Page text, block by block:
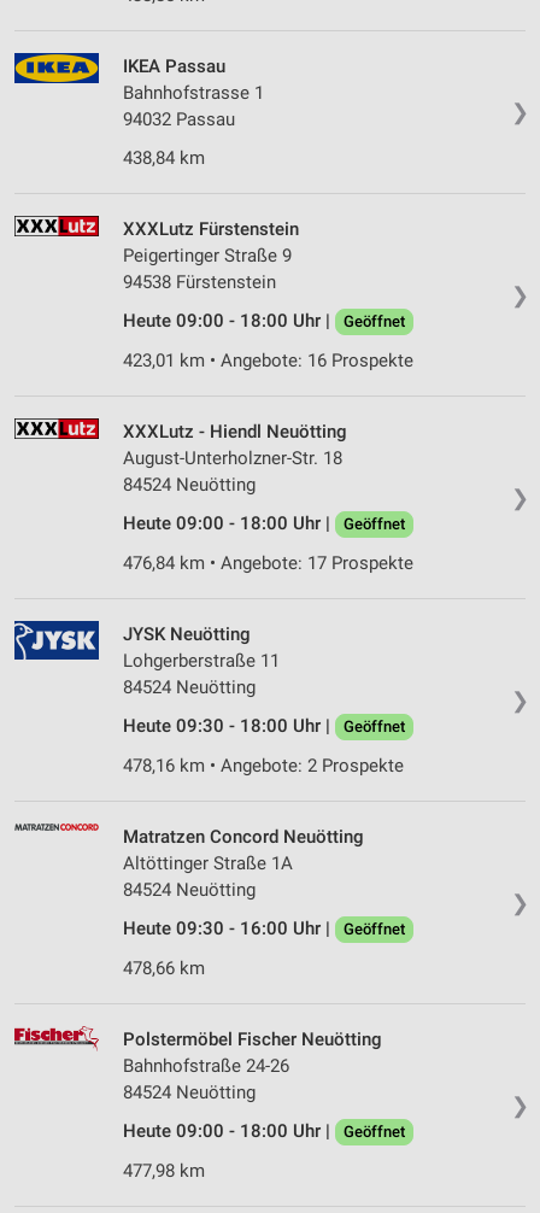
❯
IKEA Passau
Bahnhofstrasse 1
94032 Passau
438,84 km
❯
XXXLutz Fürstenstein
Peigertinger Straße 9
94538 Fürstenstein
Heute 09:00 - 18:00 Uhr |
Geöffnet
423,01 km • Angebote: 16 Prospekte
❯
XXXLutz - Hiendl Neuötting
August-Unterholzner-Str. 18
84524 Neuötting
Heute 09:00 - 18:00 Uhr |
Geöffnet
476,84 km • Angebote: 17 Prospekte
❯
JYSK Neuötting
Lohgerberstraße 11
84524 Neuötting
Heute 09:30 - 18:00 Uhr |
Geöffnet
478,16 km • Angebote: 2 Prospekte
❯
Matratzen Concord Neuötting
Altöttinger Straße 1A
84524 Neuötting
Heute 09:30 - 16:00 Uhr |
Geöffnet
478,66 km
❯
Polstermöbel Fischer Neuötting
Bahnhofstraße 24-26
84524 Neuötting
Heute 09:00 - 18:00 Uhr |
Geöffnet
477,98 km